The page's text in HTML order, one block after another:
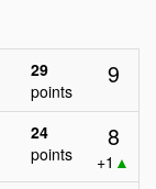
29
points
9
24
points
8
+1 ▲